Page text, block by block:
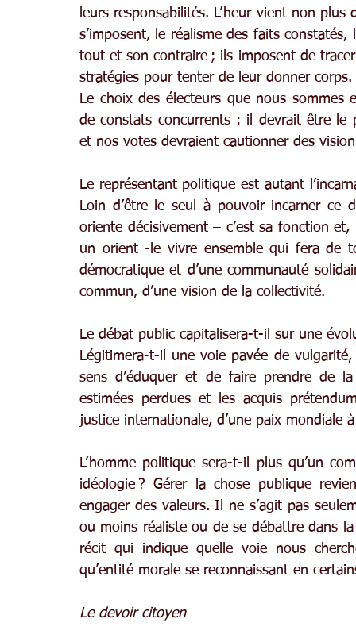
leurs responsabilités. L’heur vient non
s’imposent, le réalisme des faits
tout et son contraire ; ils imposent de
stratégies pour tenter de leur donner corps.
Le choix des électeurs que nous sommes
de constats concurrents : il devrait être
et nos votes devraient cautionner des
Le représentant politique est autant
Loin d’être le seul à pouvoir incarner ce
oriente décisivement – c’est sa fonction
un orient -le vivre ensemble qui fera de
démocratique et d’une communauté
commun, d’une vision de la collectivité.
Le débat public capitalisera-t-il sur une
Légitimera-t-il une voie pavée de
sens d’éduquer et de faire prendre de
estimées perdues et les acquis
justice internationale, d’une paix mondiale à
L’homme politique sera-t-il plus qu’un
idéologie ? Gérer la chose publique
engager des valeurs. Il ne s’agit pas
ou moins réaliste ou de se débattre dans
récit qui indique quelle voie nous
qu’entité morale se reconnaissant en
Le devoir citoyen